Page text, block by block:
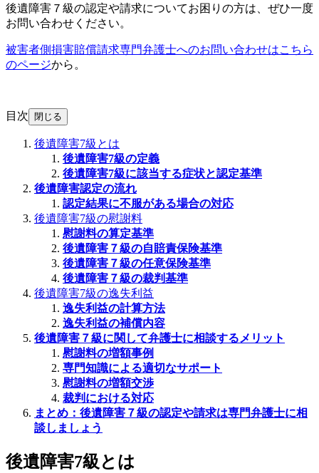
後遺障害７級の認定や請求についてお困りの方は、ぜひ一度
お問い合わせください。
被害者側損害賠償請求専門弁護士へのお問い合わせはこちら
のページから。
目次 閉じる
後遺障害7級とは
後遺障害7級の定義
後遺障害7級に該当する症状と認定基準
後遺障害認定の流れ
認定結果に不服がある場合の対応
後遺障害7級の慰謝料
慰謝料の算定基準
後遺障害７級の自賠責保険基準
後遺障害７級の任意保険基準
後遺障害７級の裁判基準
後遺障害7級の逸失利益
逸失利益の計算方法
逸失利益の補償内容
後遺障害７級に関して弁護士に相談するメリット
慰謝料の増額事例
専門知識による適切なサポート
慰謝料の増額交渉
裁判における対応
まとめ：後遺障害７級の認定や請求は専門弁護士に相
談しましょう
後遺障害7級とは